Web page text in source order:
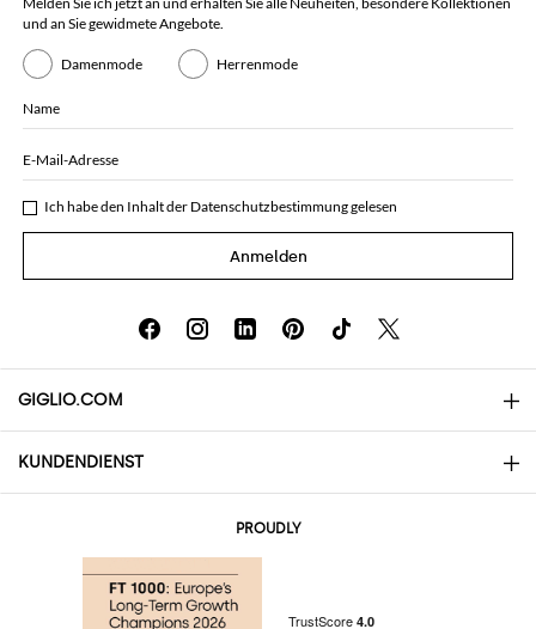
und an Sie gewidmete Angebote.
Damenmode Herrenmode
Name
E-Mail-Adresse
Ich habe den Inhalt der Datenschutzbestimmunggelesen
Anmelden
GIGLIO.COM
Über uns
KUNDENDIENST
PROUDLY